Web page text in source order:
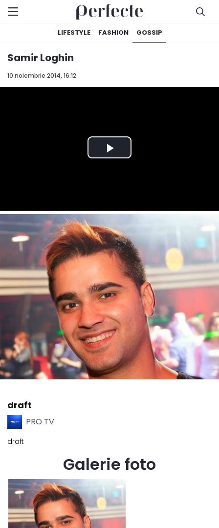
LIFESTYLE FASHION GOSSIP
10 noiembrie 2014, 16:12
Samir Loghin
draft
PRO TV
draft
Galerie foto